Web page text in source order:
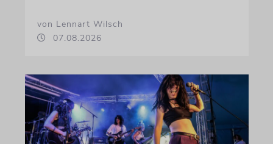
von Lennart Wilsch
07.08.2026